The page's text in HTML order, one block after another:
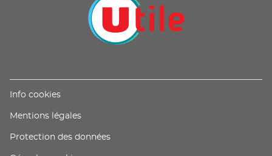
PROXIMITÉ
UTILE
Info cookies(ouvre
une
fenêtre)
Mentions légales(ouvre
une
Protection des données(ouvre